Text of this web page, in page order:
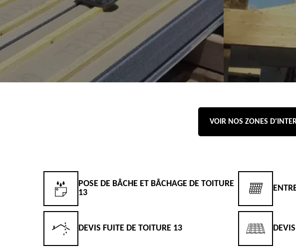
VOIR NOS ZONES
DE BÂCHE ET BÂCHAGE DE TOITURE
FUITE DE TOITURE 13
ENTREPRISE DE TOITURE 13
DEVIS TOITURE 13